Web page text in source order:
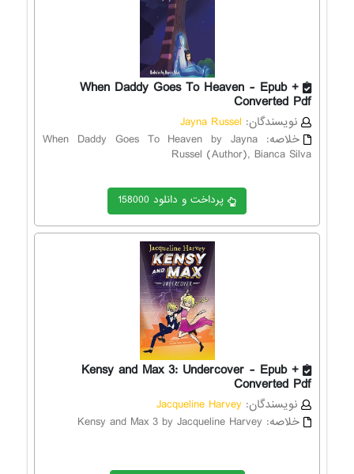
When Daddy Goes To Heaven - Epub +
Converted Pdf
نویسندگان: Jayna Russel
خلاصه: When Daddy Goes To Heaven by Jayna
Russel (Author), Bianca Silva
پرداخت و دانلود 158000
Kensy and Max 3: Undercover - Epub +
Converted Pdf
نویسندگان: Jacqueline Harvey
خلاصه: Kensy and Max 3 by Jacqueline Harvey